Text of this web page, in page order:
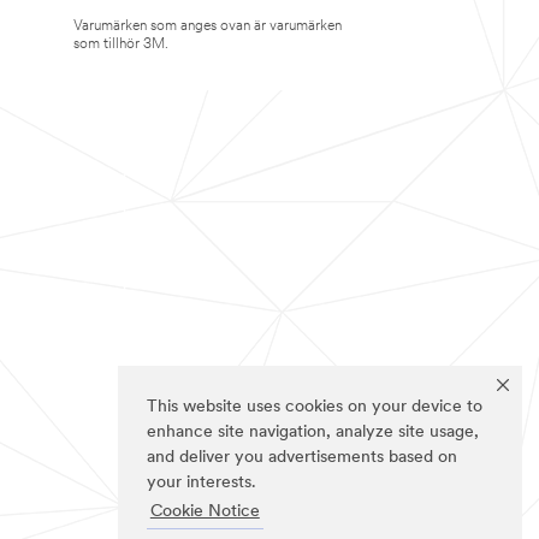
This website uses cookies on your device to
enhance site navigation, analyze site usage,
and deliver you advertisements based on
your interests.
Cookie Notice
Varumärken som anges ovan är varumärken
som tillhör 3M.